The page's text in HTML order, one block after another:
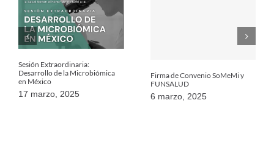
Sesión Extraordinaria:
Desarrollo de la Microbiómica
en México
17 marzo, 2025
Firma de Convenio SoMeMi y
FUNSALUD
6 marzo, 2025